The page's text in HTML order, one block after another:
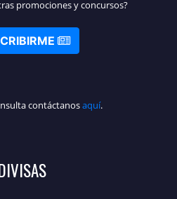
promociones y concursos?
contáctanosaquí.